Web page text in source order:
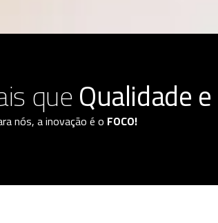
queQualidade
nós, a inovação é o FOCO!